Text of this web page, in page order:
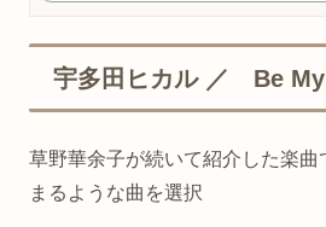
宇多田ヒカル ／ Be
草野華余子が続いて紹介した楽
まるような曲を選択